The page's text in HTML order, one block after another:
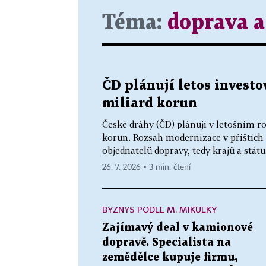
Téma: doprava
ČD plánují letos
miliard korun
České dráhy (ČD) plánují v letošním
korun. Rozsah modernizace v
objednatelů dopravy, tedy krajů a
26. 7. 2026 ▪ 3 min. čtení
BYZNYS PODLE M. MIKULKY
Zajímavý deal v kamionové
dopravě. Specialista na
zemědělce kupuje firmu,